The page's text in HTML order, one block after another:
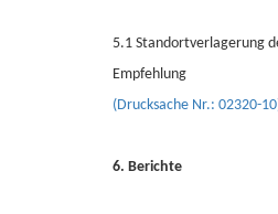
5.1 Standortverlagerung
Empfehlung
(Drucksache Nr.: 02320-
6. Berichte